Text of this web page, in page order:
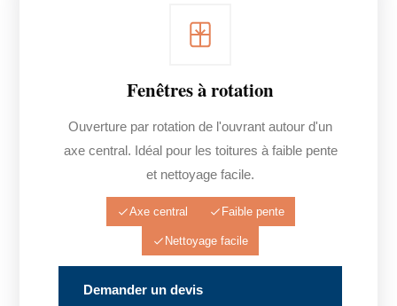
Fenêtres à rotation
Ouverture par rotation de l'ouvrant autour d'un
axe central. Idéal pour les toitures à faible pente
et nettoyage facile.
Axe central Faible pente
Nettoyage facile
Demander un devis